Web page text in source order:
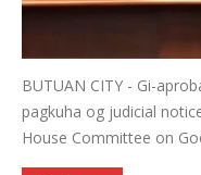
BUTUAN CITY - Gi-
pagkuha og judicial
House Committee on